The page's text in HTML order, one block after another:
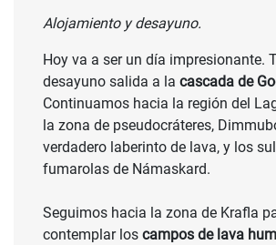
Alojamiento y desayuno.
Hoy va a ser un día impresionante.
desayuno salida a la cascada de
Continuamos hacia la región del
la zona de pseudocráteres,
verdadero laberinto de lava, y los
fumarolas de Námaskard.
Seguimos hacia la zona de Krafla
contemplar los campos de lava